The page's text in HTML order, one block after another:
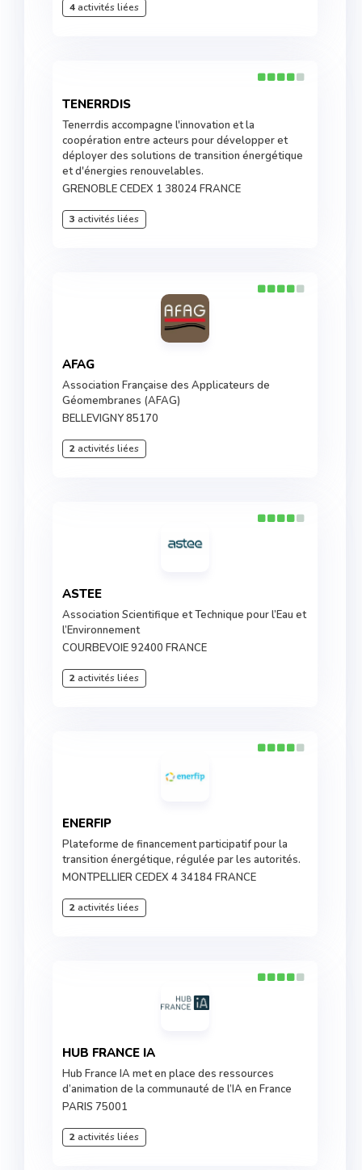
4activités liées
TENERRDIS
Tenerrdis accompagne l'innovation et la
coopération entre acteurs pour développer et
déployer des solutions de transition énergétique
et d'énergies renouvelables.
GRENOBLE CEDEX 1 38024 FRANCE
3 activités liées
AFAG
Association Française des Applicateurs de
Géomembranes (AFAG)
BELLEVIGNY 85170
2activités liées
ASTEE
Association Scientifique et Technique pour l’Eau et
l’Environnement
COURBEVOIE 92400 FRANCE
2activités liées
ENERFIP
Plateforme de financement participatif pour la
transition énergétique, régulée par les autorités.
MONTPELLIER CEDEX 4 34184 FRANCE
2activités liées
HUB FRANCE IA
Hub France IA met en place des ressources
d’animation de la communauté de l’IA en France
PARIS 75001
2activités liées